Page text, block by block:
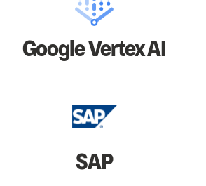
Google Vertex AI
SAP